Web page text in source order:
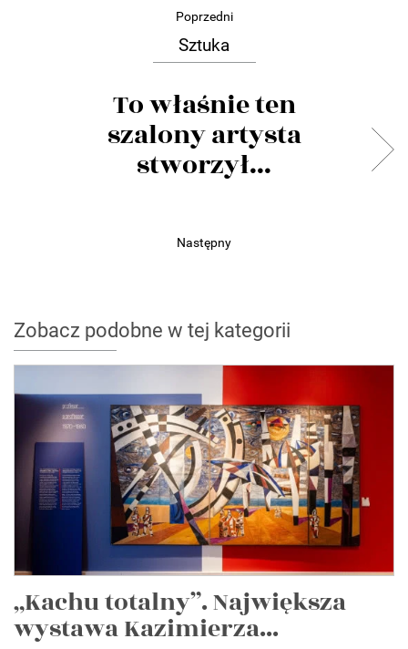
Poprzedni
Sztuka
To właśnie ten
szalony artysta
stworzył...
Następny
Zobacz podobne w tej kategorii
„Kachu totalny”. Największa
wystawa Kazimierza...